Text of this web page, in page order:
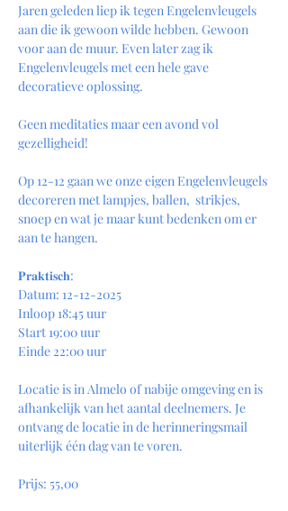
Jaren geleden liep ik tegen Engelenvleugels
aan die ik gewoon wilde hebben. Gewoon
voor aan de muur. Even later zag ik
Engelenvleugels met een hele gave
decoratieve oplossing.
Geen meditaties maar een avond vol
gezelligheid!
Op 12-12 gaan we onze eigen Engelenvleugels
decoreren met lampjes, ballen,  strikjes,
snoep en wat je maar kunt bedenken om er
aan te hangen.
𝐏𝐫𝐚𝐤𝐭𝐢𝐬𝐜𝐡:
Datum: 12-12-2025
Inloop 18:45 uur
Start 19:00 uur
Einde 22:00 uur
Locatie is in Almelo of nabije omgeving en is
afhankelijk van het aantal deelnemers. Je
ontvang de locatie in de herinneringsmail
uiterlijk één dag van te voren.
Prijs: 55,00